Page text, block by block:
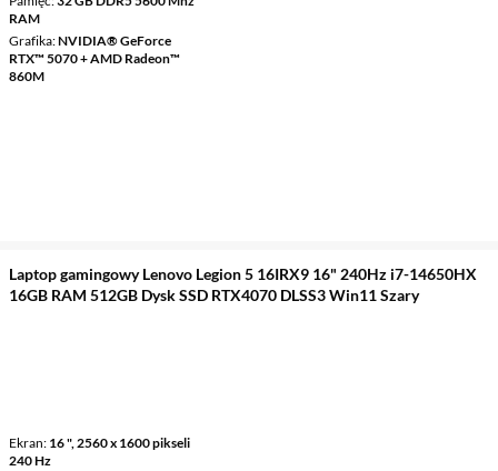
RAM
Grafika NVIDIA® GeForce
RTX™ 5070 + AMD Radeon™
860M
Laptop gamingowy Lenovo Legion 5 16IRX9 16" 240Hz i7-14650HX
16GB RAM 512GB Dysk SSD RTX4070 DLSS3 Win11 Szary
Ekran 16 ", 2560 x 1600 pikseli
240 Hz